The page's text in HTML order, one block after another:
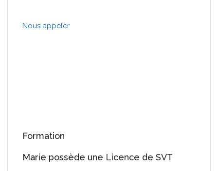
Nous appeler
Formation
Marie possède une Licence de SVT